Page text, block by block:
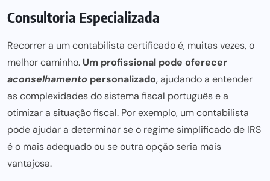
Consultoria Especializada
Recorrer a umcontabilista certificadoé, muitas vezes, o
melhor caminho. Um profissional pode oferecer
aconselhamento personalizado, ajudando a entender
as complexidades do sistema fiscal português e a
otimizar a situação fiscal. Por exemplo, um contabilista
pode ajudar a determinar se o regime simplificado de IRS
é o mais adequado ou se outra opção seria mais
vantajosa.